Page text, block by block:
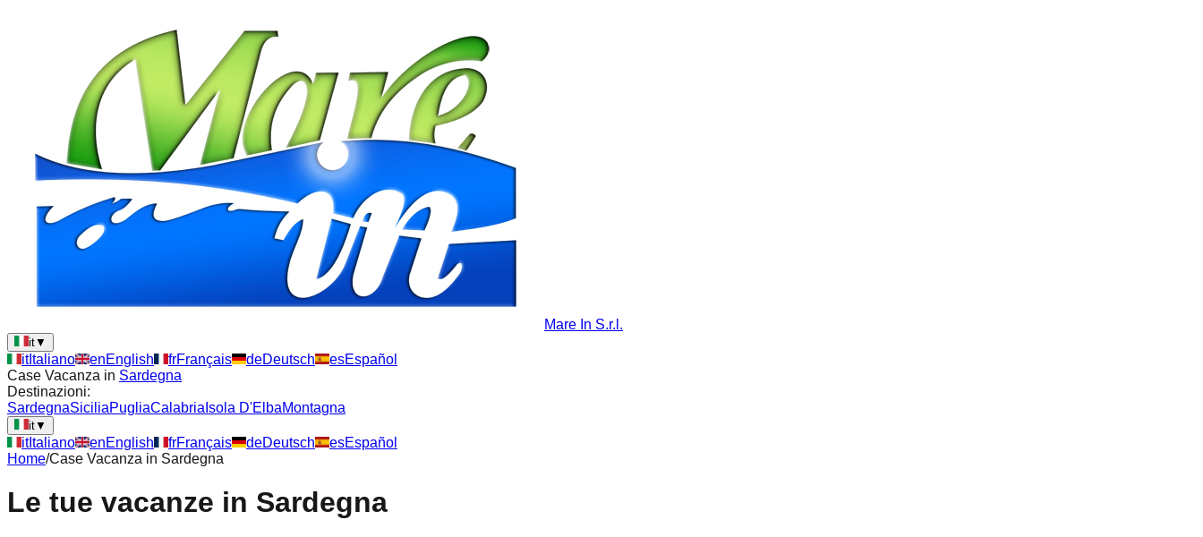
Mare In S.r.l.
it▼
itItaliano enEnglish frFrançais deDeutsch esEspañol
Case Vacanza in Sardegna
Destinazioni:
SardegnaSiciliaPugliaCalabria Isola D'ElbaMontagna
it▼
itItaliano enEnglish frFrançais deDeutsch esEspañol
Home/Case Vacanza in Sardegna
Le tue vacanze in Sardegna